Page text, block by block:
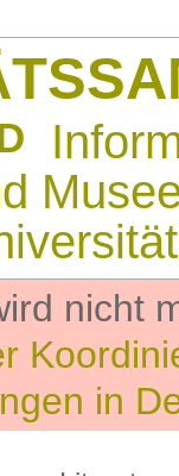
nicht
in